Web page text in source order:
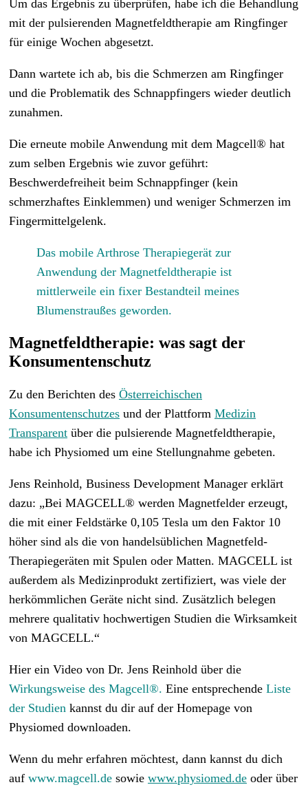
Um das Ergebnis zu überprüfen, habe ich die Behandlung
mit der pulsierenden Magnetfeldtherapie am Ringfinger
für einige Wochen abgesetzt.
Dann wartete ich ab, bis die Schmerzen am Ringfinger
und die Problematik des Schnappfingers wieder deutlich
zunahmen.
Die erneute mobile Anwendung mit dem Magcell® hat
zum selben Ergebnis wie zuvor geführt:
Beschwerdefreiheit beim Schnappfinger (kein
schmerzhaftes Einklemmen) und weniger Schmerzen im
Fingermittelgelenk.
Das mobile Arthrose Therapiegerät zur
Anwendung der Magnetfeldtherapie ist
mittlerweile ein fixer Bestandteil meines
Blumenstraußes geworden.
Magnetfeldtherapie: was sagt der
Konsumentenschutz
Zu den Berichten des Österreichischen
Konsumentenschutzes und der Plattform Medizin
Transparent über die pulsierende Magnetfeldtherapie,
habe ich Physiomed um eine Stellungnahme gebeten.
Jens Reinhold, Business Development Manager erklärt
dazu: „Bei MAGCELL® werden Magnetfelder erzeugt,
die mit einer Feldstärke 0,105 Tesla um den Faktor 10
höher sind als die von handelsüblichen Magnetfeld-
Therapiegeräten mit Spulen oder Matten. MAGCELL ist
außerdem als Medizinprodukt zertifiziert, was viele der
herkömmlichen Geräte nicht sind. Zusätzlich belegen
mehrere qualitativ hochwertigen Studien die Wirksamkeit
von MAGCELL.“
Hier ein Video von Dr. Jens Reinhold über die
Wirkungsweise des Magcell®. Eine entsprechende Liste
der Studien kannst du dir auf der Homepage von
Physiomed downloaden.
Wenn du mehr erfahren möchtest, dann kannst du dich
auf www.magcell.de sowie www.physiomed.de oder über